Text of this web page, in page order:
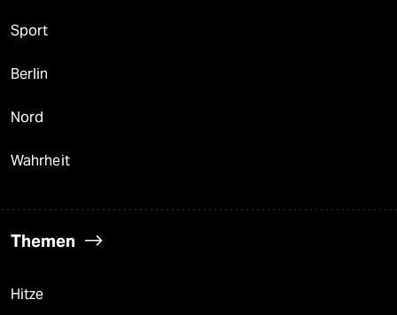
Sport
Berlin
Nord
Wahrheit
Themen
Hitze